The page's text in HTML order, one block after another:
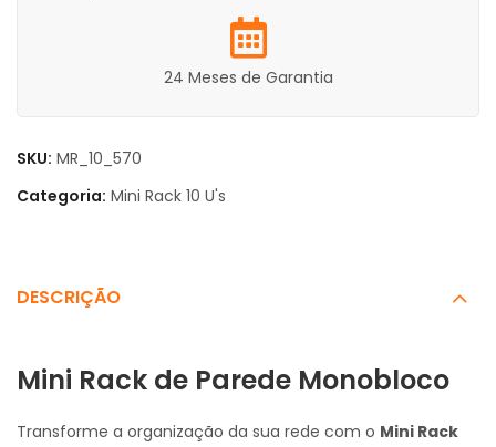
24 Meses de Garantia
SKU: MR_10_570
Categoria: Mini Rack 10 U's
DESCRIÇÃO
Mini Rack de Parede Monobloco
Transforme a organização da sua rede com o Mini Rack